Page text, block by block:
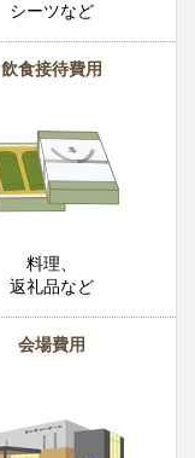
シーツなど
飲食接待費用
料理、
返礼品など
会場費用